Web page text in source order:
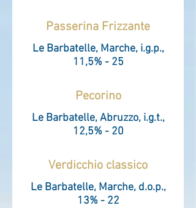
Passerina Frizzante
Le Barbatelle, Marche, i.g.p.,
11,5% - 25
Pecorino
Le Barbatelle, Abruzzo, i.g.t.,
12,5% - 20
Verdicchio classico
Le Barbatelle, Marche, d.o.p.,
13% - 22